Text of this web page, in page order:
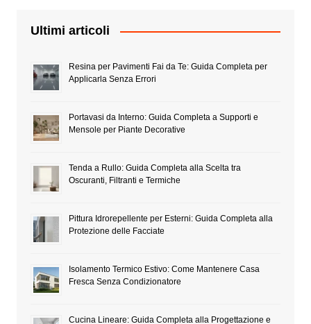
Ultimi articoli
Resina per Pavimenti Fai da Te: Guida Completa per
Applicarla Senza Errori
Portavasi da Interno: Guida Completa a Supporti e
Mensole per Piante Decorative
Tenda a Rullo: Guida Completa alla Scelta tra
Oscuranti, Filtranti e Termiche
Pittura Idrorepellente per Esterni: Guida Completa alla
Protezione delle Facciate
Isolamento Termico Estivo: Come Mantenere Casa
Fresca Senza Condizionatore
Cucina Lineare: Guida Completa alla Progettazione e